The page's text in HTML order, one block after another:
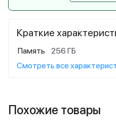
Краткие
Память
256 ГБ
Смотреть все
Похожие товары